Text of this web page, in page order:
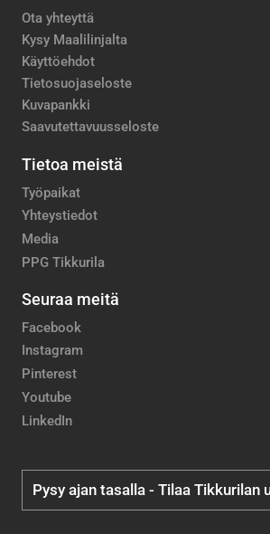
Ota yhteyttä
Kysy Maalilinjalta
Käyttöehdot
Tietosuojaseloste
Kuvapankki
Saavutettavuusseloste
Tietoa meistä
Työpaikat
Yhteystiedot
Media
PPG Tikkurila
Seuraa meitä
Facebook
Instagram
Pinterest
Youtube
LinkedIn
Pysy ajan tasalla - Tilaa Tikkurilan